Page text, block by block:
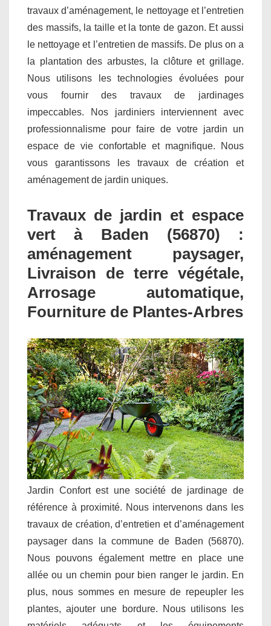
travaux d’aménagement, le nettoyage et l’entretien
des massifs, la taille et la tonte de gazon. Et aussi
le nettoyage et l’entretien de massifs. De plus on a
la plantation des arbustes, la clôture et grillage.
Nous utilisons les technologies évoluées pour
vous fournir des travaux de jardinages
impeccables. Nos jardiniers interviennent avec
professionnalisme pour faire de votre jardin un
espace de vie confortable et magnifique. Nous
vous garantissons les travaux de création et
aménagement de jardin uniques.
Travaux de jardin et espace
vert à Baden (56870) :
aménagement paysager,
Livraison de terre végétale,
Arrosage automatique,
Fourniture de Plantes-Arbres
Jardin Confort est une société de jardinage de
référence à proximité. Nous intervenons dans les
travaux de création, d’entretien et d’aménagement
paysager dans la commune de Baden (56870).
Nous pouvons également mettre en place une
allée ou un chemin pour bien ranger le jardin. En
plus, nous sommes en mesure de repeupler les
plantes, ajouter une bordure. Nous utilisons les